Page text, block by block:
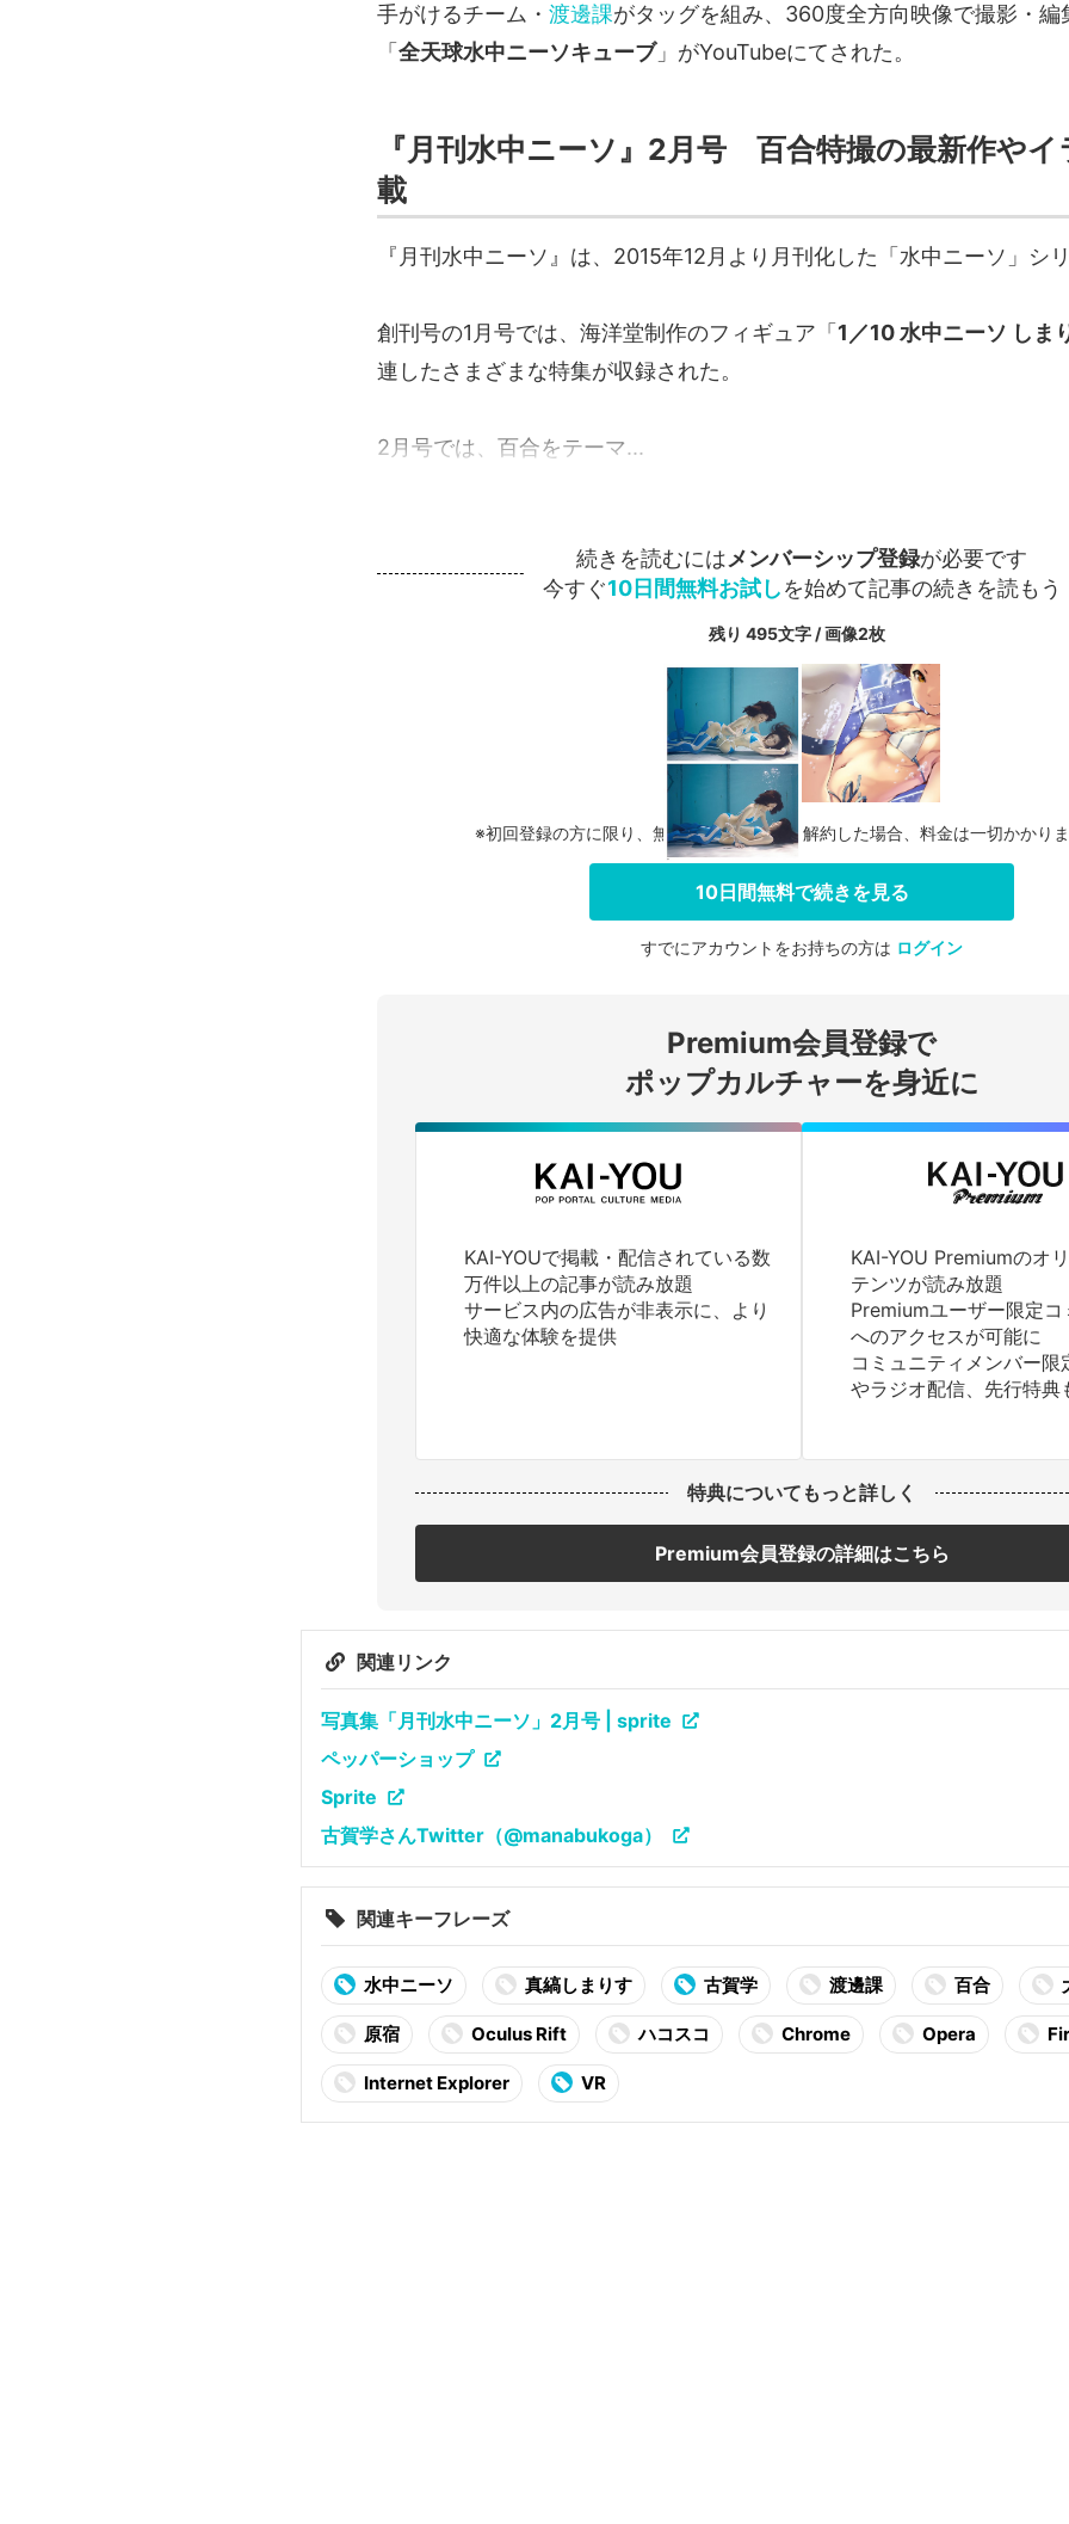
手がけるチーム・ 渡邊課がタッグを組み、360度全方向映像で撮影・編
「 全天球水中ニーソキューブ」がYouTubeにてされた。
『月刊水中ニーソ』2月号 百合特撮の最新作や
載
『月刊水中ニーソ』は、2015年12月より月刊化した「水中ニーソ」シ
創刊号の1月号では、海洋堂制作のフィギュア「 1／10 水中ニーソ しま
連したさまざまな特集が収録された。
2月号では、百合をテーマ...
続きを読むにはメンバーシップ登録が必要です
今すぐ10日間無料お試しを始めて記事の続きを読もう
残り 495文字 / 画像2枚
ログインする
※初回登録の方に限り、無料お試し期間中に解約した場合、料金は一切かかり
10日間無料で続きを見る
すでにアカウントをお持ちの方は ログイン
Premium会員登録で
ポップカルチャーを身近に
KAI-YOUで掲載・配信されている数
万件以上の記事が読み放題
サービス内の広告が非表示に、より
快適な体験を提供
KAI-YOU Premiumのオ
テンツが読み放題
Premiumユーザー限定コ
へのアクセスが可能に
コミュニティメンバー限
やラジオ配信、先行特典
特典についてもっと詳しく
Premium会員登録の詳細はこちら
関連リンク
写真集「月刊水中ニーソ」2月号 | sprite
ペッパーショップ
Sprite
古賀学さんTwitter（@manabukoga）
関連キーフレーズ
水中ニーソ 真縞しまりす 古賀学 渡邊課 百合
原宿 Oculus Rift ハコスコ Chrome Opera
Internet Explorer VR